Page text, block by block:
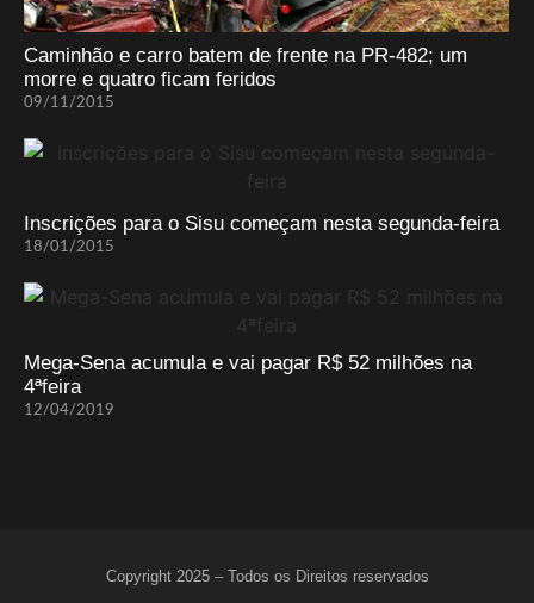
Caminhão e carro batem de frente na PR-482; um
morre e quatro ficam feridos
09/11/2015
Inscrições para o Sisu começam nesta segunda-feira
18/01/2015
Mega-Sena acumula e vai pagar R$ 52 milhões na
4ªfeira
12/04/2019
Copyright 2025 – Todos os Direitos reservados